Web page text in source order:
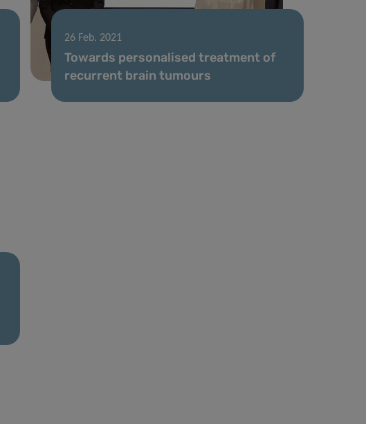
26 Feb. 2021
Towards personalised treatment of
recurrent brain tumours